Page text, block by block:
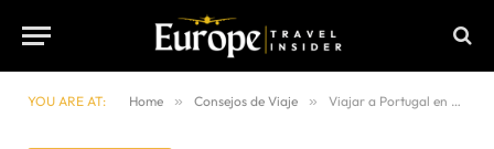
YOU ARE AT: Home » Consejos de Viaje » Viajar a Portugal en Tren